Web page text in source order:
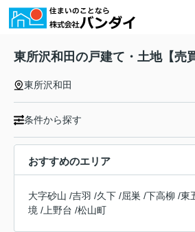
東所沢和田の戸建て・土地【売
東所沢和田
条件から探す
おすすめのエリア
大字砂山 /吉羽 /久下 /屈巣 /下高柳 /東
境 / 上野台 /松山町